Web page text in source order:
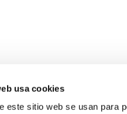
usa cookies
este sitio web se usan para